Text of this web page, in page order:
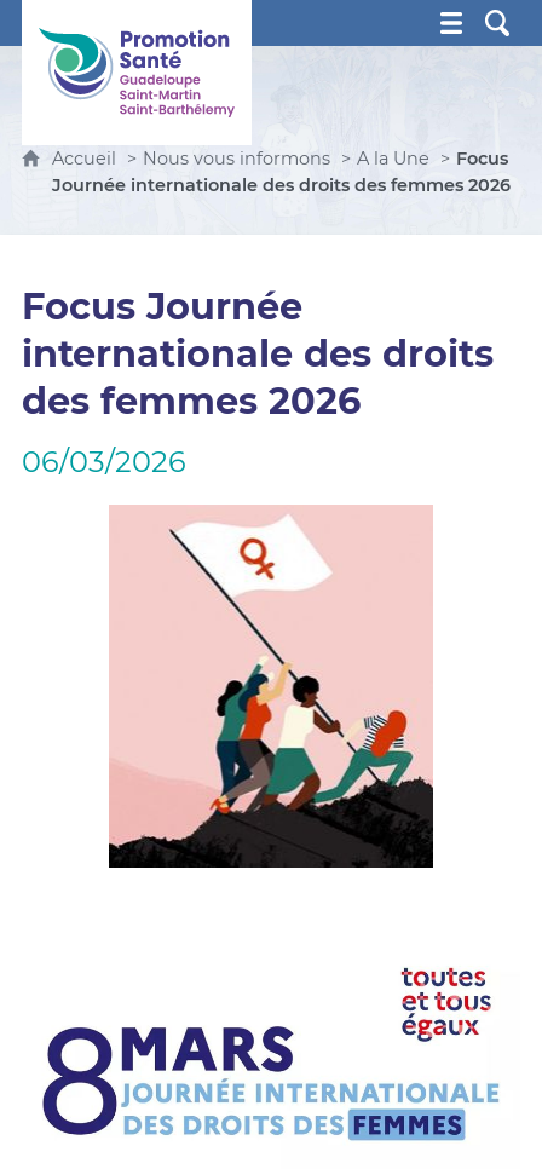
Promotion Santé Guadeloupe, Saint-Martin, Saint
Accueil Nous vous informons A la Une
Focus
Journée internationale des droits des femmes 2026
Focus Journée
internationale des droits
des femmes 2026
06/03/2026